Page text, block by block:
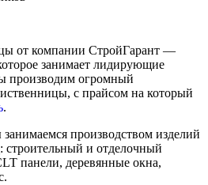
от компании СтройГарант —
занимает лидирующие
огромный
с прайсом на который
.
производством изделий
строительный и отделочный
панели, деревянные окна,